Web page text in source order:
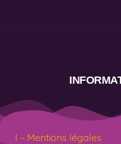
I – Mentions légales